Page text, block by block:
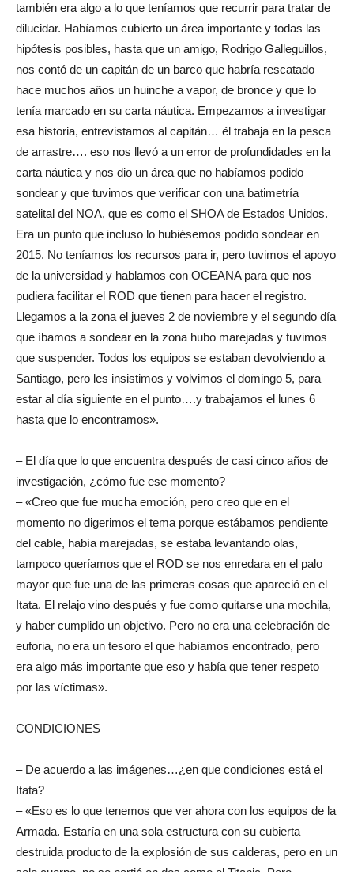
también era algo a lo que teníamos que recurrir para tratar de
dilucidar. Habíamos cubierto un área importante y todas las
hipótesis posibles, hasta que un amigo, Rodrigo Galleguillos,
nos contó de un capitán de un barco que habría rescatado
hace muchos años un huinche a vapor, de bronce y que lo
tenía marcado en su carta náutica. Empezamos a investigar
esa historia, entrevistamos al capitán… él trabaja en la pesca
de arrastre…. eso nos llevó a un error de profundidades en la
carta náutica y nos dio un área que no habíamos podido
sondear y que tuvimos que verificar con una batimetría
satelital del NOA, que es como el SHOA de Estados Unidos.
Era un punto que incluso lo hubiésemos podido sondear en
2015. No teníamos los recursos para ir, pero tuvimos el apoyo
de la universidad y hablamos con OCEANA para que nos
pudiera facilitar el ROD que tienen para hacer el registro.
Llegamos a la zona el jueves 2 de noviembre y el segundo día
que íbamos a sondear en la zona hubo marejadas y tuvimos
que suspender. Todos los equipos se estaban devolviendo a
Santiago, pero les insistimos y volvimos el domingo 5, para
estar al día siguiente en el punto….y trabajamos el lunes 6
hasta que lo encontramos».
– El día que lo que encuentra después de casi cinco años de
investigación, ¿cómo fue ese momento?
– «Creo que fue mucha emoción, pero creo que en el
momento no digerimos el tema porque estábamos pendiente
del cable, había marejadas, se estaba levantando olas,
tampoco queríamos que el ROD se nos enredara en el palo
mayor que fue una de las primeras cosas que apareció en el
Itata. El relajo vino después y fue como quitarse una mochila,
y haber cumplido un objetivo. Pero no era una celebración de
euforia, no era un tesoro el que habíamos encontrado, pero
era algo más importante que eso y había que tener respeto
por las víctimas».
CONDICIONES
– De acuerdo a las imágenes…¿en que condiciones está el
Itata?
– «Eso es lo que tenemos que ver ahora con los equipos de la
Armada. Estaría en una sola estructura con su cubierta
destruida producto de la explosión de sus calderas, pero en un